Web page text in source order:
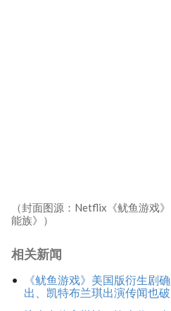
（封面图源：Netflix《鱿鱼游戏
能族》）
相关新闻
《鱿鱼游戏》美国版衍生剧
出、凯特布兰琪出演传闻也